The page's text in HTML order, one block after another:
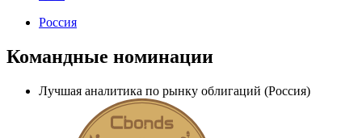
2008
Командные номинации